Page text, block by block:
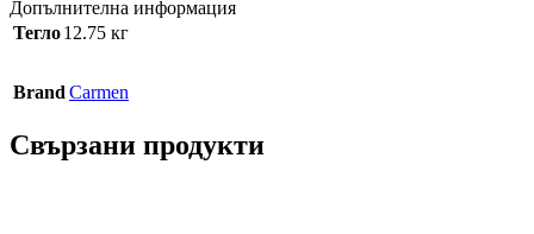
Допълнителна информация
Тегло12.75 кг
Brand Carmen
Свързани продукти